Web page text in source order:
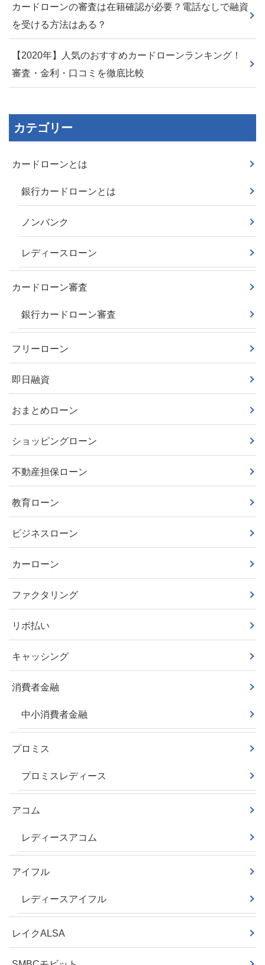
カードローンの審査は在籍確認が必要？電話なしで融資
を受ける方法はある？
【2020年】人気のおすすめカードローンランキング！
審査・金利・口コミを徹底比較
カテゴリー
カードローンとは
銀行カードローンとは
ノンバンク
レディースローン
カードローン審査
銀行カードローン審査
フリーローン
即日融資
おまとめローン
ショッピングローン
不動産担保ローン
教育ローン
ビジネスローン
カーローン
ファクタリング
リボ払い
キャッシング
消費者金融
中小消費者金融
プロミス
プロミスレディース
アコム
レディースアコム
アイフル
レディースアイフル
レイクALSA